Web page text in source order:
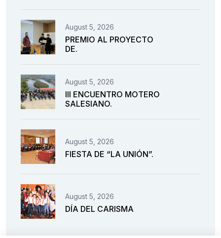
August 5, 2026
PREMIO AL PROYECTO
DE.
August 5, 2026
III ENCUENTRO MOTERO
SALESIANO.
August 5, 2026
FIESTA DE “LA UNIÓN”.
August 5, 2026
DÍA DEL CARISMA